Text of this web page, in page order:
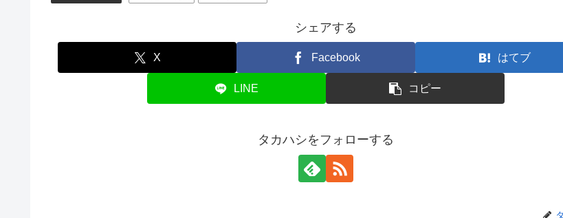
シェアする
X Facebook はてブ
LINE コピー
タカハシをフォローする